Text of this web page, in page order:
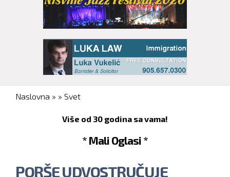
You are here
Naslovna » » Svet
Više od 30 godina sa vama!
* Mali Oglasi *
PORŠE UDVOSTRUČUJE